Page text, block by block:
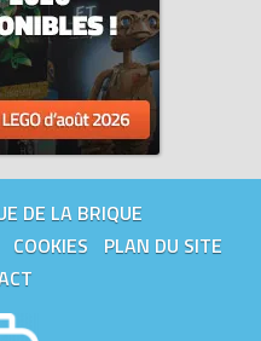
DE LA BRIQUE
COOKIES
PLAN DU SITE